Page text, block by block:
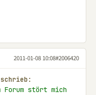
2011-01-08 10:08#2006420
Forum stört mich